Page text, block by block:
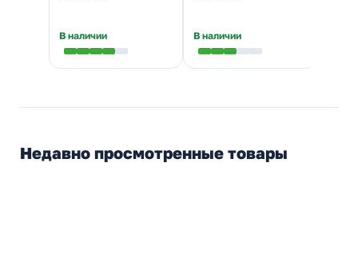
В наличии В наличии
Недавно просмотренные товары